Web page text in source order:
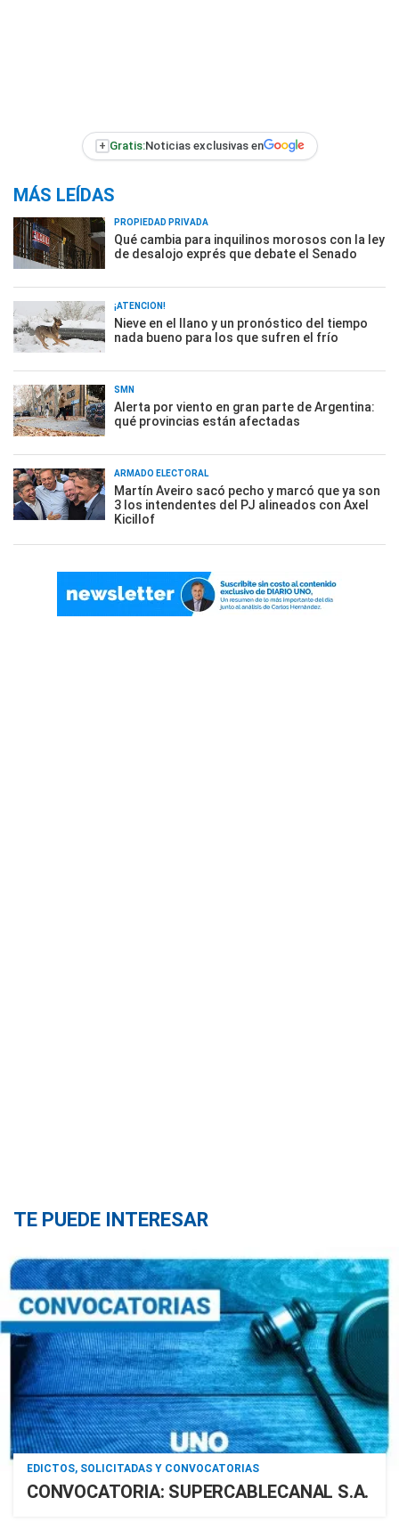
+ Gratis:Noticias exclusivas en
MÁS LEÍDAS
PROPIEDAD PRIVADA
Qué cambia para inquilinos morosos con la ley
de desalojo exprés que debate el Senado
¡ATENCIÓN!
Nieve en el llano y un pronóstico del tiempo
nada bueno para los que sufren el frío
SMN
Alerta por viento en gran parte de Argentina:
qué provincias están afectadas
ARMADO ELECTORAL
Martín Aveiro sacó pecho y marcó que ya son
3 los intendentes del PJ alineados con Axel
Kicillof
TE PUEDE INTERESAR
EDICTOS, SOLICITADAS Y CONVOCATORIAS
CONVOCATORIA: SUPERCABLECANAL S.A.